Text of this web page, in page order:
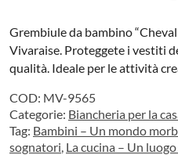
Grembiule da bambino
Vivaraise. Proteggete i vestiti
qualità. Ideale per le attività
COD: MV-9565
Categorie: Biancheria per la
Tag: Bambini – Un mondo
sognatori, La cucina – Un